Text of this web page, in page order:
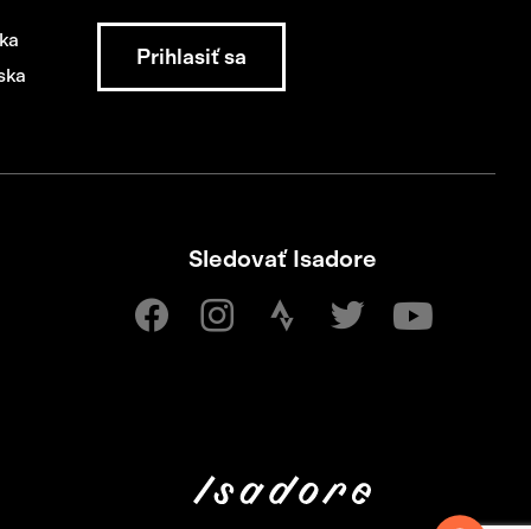
Sledovať Isadore